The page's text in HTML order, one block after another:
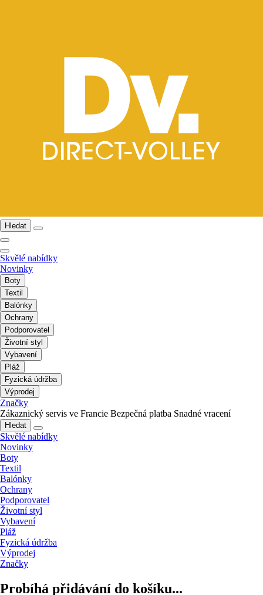
Hledat
Skvělé nabídky
Novinky
Boty
Textil
Balónky
Ochrany
Podporovatel
Životní styl
Vybavení
Pláž
Fyzická údržba
Výprodej
Značky
Zákaznický servis ve Francie Bezpečná platba Snadné vracení
Hledat
Skvělé nabídky
Novinky
Boty
Textil
Balónky
Ochrany
Podporovatel
Životní styl
Vybavení
Pláž
Fyzická údržba
Výprodej
Značky
Probíhá přidávání do košíku...